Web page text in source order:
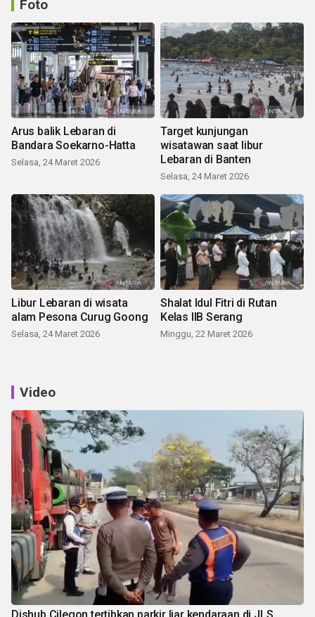
Foto
Arus balik Lebaran di
Bandara Soekarno-Hatta
Selasa, 24 Maret 2026
Target kunjungan
wisatawan saat libur
Lebaran di Banten
Selasa, 24 Maret 2026
Libur Lebaran di wisata
alam Pesona Curug Goong
Selasa, 24 Maret 2026
Shalat Idul Fitri di Rutan
Kelas IIB Serang
Minggu, 22 Maret 2026
Video